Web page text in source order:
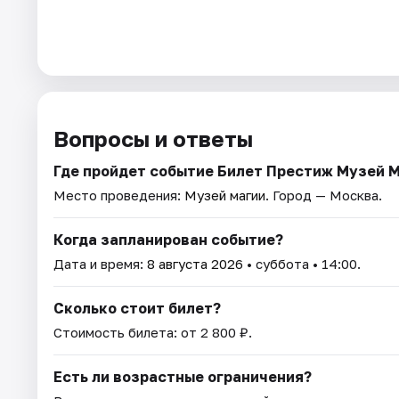
Вопросы и ответы
Где пройдет событие Билет Престиж Музей
Место проведения: Музей магии. Город — Москва.
Когда запланирован событие?
Дата и время: 8 августа 2026 • суббота • 14:00.
Сколько стоит билет?
Стоимость билета: от 2 800 ₽.
Есть ли возрастные ограничения?